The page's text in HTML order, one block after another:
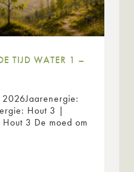
TIJD WATER 1 –
Hout 3 |
3 De moed om